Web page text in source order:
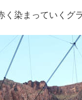
染まっていくグ